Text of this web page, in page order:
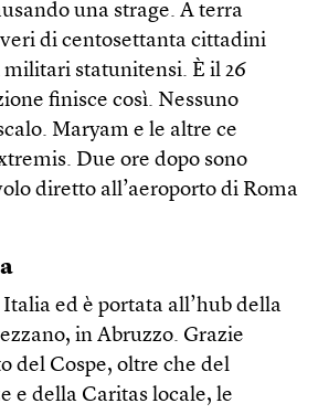
una strage. A terra
di centosettanta cittadini
statunitensi. È il 26
finisce così. Nessuno
Maryam e le altre ce
Due ore dopo sono
diretto all’aeroporto di Roma
ed è portata all’hub della
in Abruzzo. Grazie
del Cospe, oltre che del
e della Caritas locale, le